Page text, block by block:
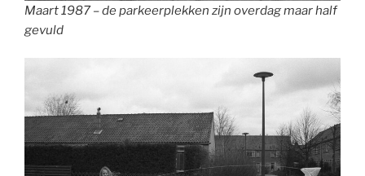
Maart 1987 – de parkeerplekken zijn overdag maar half
gevuld